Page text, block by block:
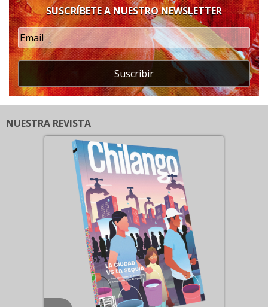
SUSCRÍBETE A NUESTRO NEWSLETTER
Suscribir
NUESTRA REVISTA